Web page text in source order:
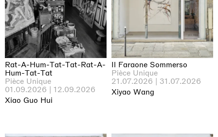
Rat-A-Hum-Tat-Tat-Rat-A-
Hum-Tat-Tat
Pièce Unique
01.09.2026 | 12.09.2026
Xiao Guo Hui
Il Faraone Sommerso
Pièce Unique
21.07.2026 | 31.07.2026
Xiyao Wang